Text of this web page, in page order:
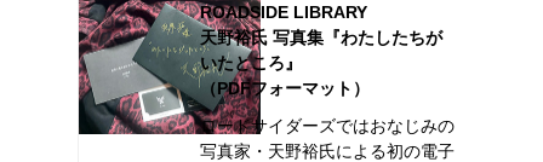
ROADSIDE LIBRARY
天野裕氏 写真集『わたしたちが
いたところ』
（PDFフォーマット）
ロードサイダーズではおなじみの
写真家・天野裕氏による初の電子